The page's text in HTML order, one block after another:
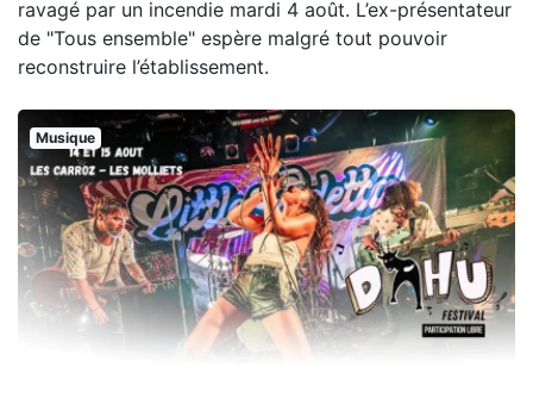
ravagé par un incendie mardi 4 août. L’ex-présentateur
de "Tous ensemble" espère malgré tout pouvoir
reconstruire l’établissement.
Musique